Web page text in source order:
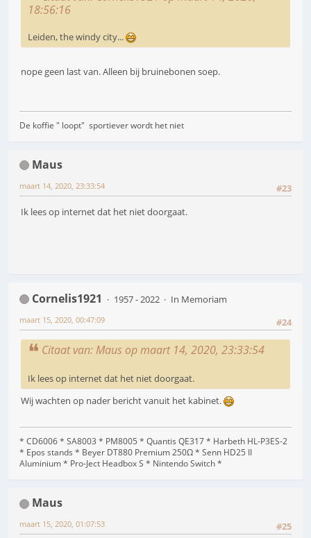
18:56:16
Leiden, the windy city...
nope geen last van. Alleen bij bruinebonen soep.
De koffie " loopt" sportiever wordt het niet
Maus
#23
maart 14, 2020, 23:33:54
Ik lees op internet dat het niet doorgaat.
Cornelis1921 1957 - 2022
In Memoriam
#24
maart 15, 2020, 00:47:09
Citaat van: Maus op maart 14, 2020, 23:33:54
Ik lees op internet dat het niet doorgaat.
Wij wachten op nader bericht vanuit het kabinet.
* CD6006 * SA8003 * PM8005 * Quantis QE317 * Harbeth HL-P3ES-2
* Epos stands * Beyer DT880 Premium 250Ω * Senn HD25 II
Aluminium * Pro-Ject Headbox S * Nintendo Switch *
Maus
#25
maart 15, 2020, 01:07:53